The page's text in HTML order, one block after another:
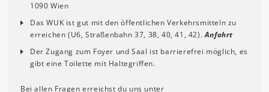
1090 Wien
Das WUK ist gut mit den öffentlichen Verkehrsmitteln zu
erreichen (U6, Straßenbahn 37, 38, 40, 41, 42).Anfahrt
Der Zugang zum Foyer und Saal ist barrierefrei möglich, es
gibt eine Toilette mit Haltegriffen.
Bei allen Fragen erreichst du uns unter